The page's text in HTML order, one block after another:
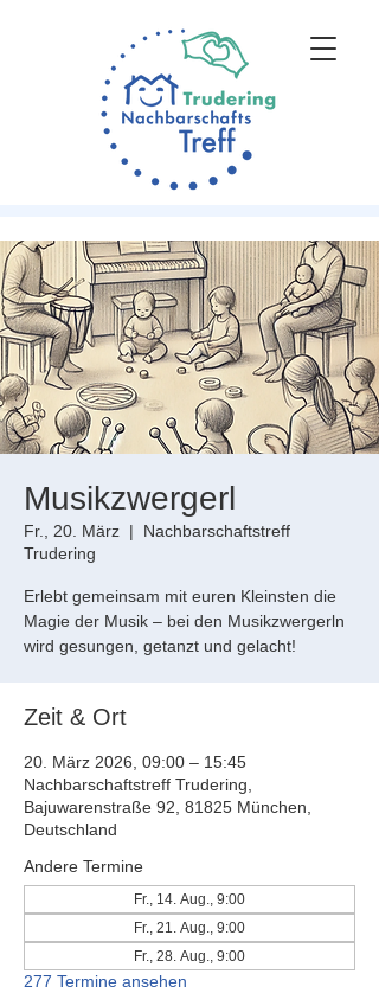
Musikzwergerl
Fr., 20. März
  |
Nachbarschaftstreff
Trudering
Erlebt gemeinsam mit euren Kleinsten die
Magie der Musik – bei den Musikzwergerln
wird gesungen, getanzt und gelacht!
Zeit & Ort
20. März 2026, 09:00 – 15:45
Nachbarschaftstreff Trudering,
Bajuwarenstraße 92, 81825 München,
Deutschland
Andere Termine
Fr., 14. Aug., 9:00
Fr., 21. Aug., 9:00
Fr., 28. Aug., 9:00
277 Termine ansehen